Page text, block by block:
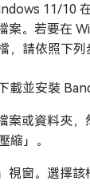
11/10
案。若要在
，請依照下列
載並安裝
案或資料夾，
縮」。
視窗。選擇該